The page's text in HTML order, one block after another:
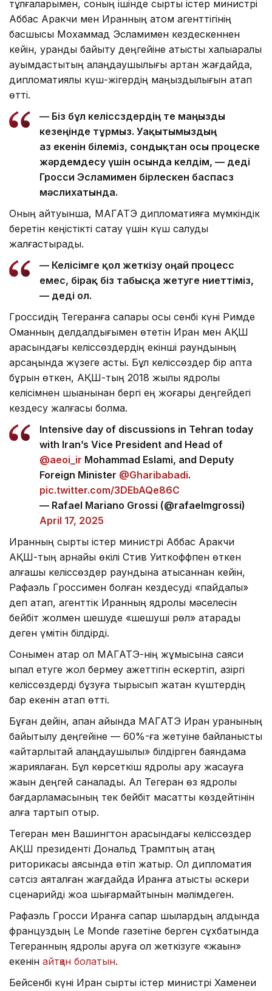
тұлғаларымен, соның ішінде сыртқы істер министрі
Аббас Аракчи мен Иранның атом агенттігінің
басшысы Мохаммад Эсламимен кездескеннен
кейін, уранды байыту деңгейіне қатысты халықаралық
қауымдастықтың алаңдаушылығы артқан жағдайда,
дипломатиялық күш-жігердің маңыздылығын атап
өтті.
— Біз бұл келіссөздердің өте маңызды
кезеңінде тұрмыз. Уақытымыздың
аз екенін білеміз, сондықтан осы процеске
жәрдемдесу үшін осында келдім, — деді
Гросси Эсламимен бірлескен баспасөз
мәслихатында.
Оның айтуынша, МАГАТЭ дипломатияға мүмкіндік
беретін кеңістікті сақтау үшін күш салуды
жалғастырады.
— Келісімге қол жеткізу оңай процесс
емес, бірақ біз табысқа жетуге ниеттіміз,
— деді ол.
Гроссидің Тегеранға сапары осы сенбі күні Римде
Оманның делдалдығымен өтетін Иран мен АҚШ
арасындағы келіссөздердің екінші раундының
қарсаңында жүзеге асты. Бұл келіссөздер бір апта
бұрын өткен, АҚШ-тың 2018 жылы ядролық
келісімнен шыққанынан бергі ең жоғары деңгейдегі
кездесу жалғасы болмақ.
Intensive day of discussions in Tehran today
with Iran’s Vice President and Head of
@aeoi_ir Mohammad Eslami, and Deputy
Foreign Minister @Gharibabadi.
pic.twitter.com/3DEbAQe86C
— Rafael Mariano Grossi (@rafaelmgrossi)
April 17, 2025
Иранның сыртқы істер министрі Аббас Аракчи
АҚШ-тың арнайы өкілі Стив Уиткоффпен өткен
алғашқы келіссөздер раундына қатысқаннан кейін,
Рафаэль Гроссимен болған кездесуді «пайдалы»
деп атап, агенттік Иранның ядролық мәселесін
бейбіт жолмен шешуде «шешуші рөл» атқарады
деген үмітін білдірді.
Сонымен қатар ол МАГАТЭ-нің жұмысына саяси
ықпал етуге жол бермеу қажеттігін ескертіп, қазіргі
келіссөздерді бұзуға тырысып жатқан күштердің
бар екенін атап өтті.
Бұған дейін, ақпан айында МАГАТЭ Иран уранының
байытылу деңгейіне — 60%-ға жетуіне байланысты
«айтарлықтай алаңдаушылық» білдірген баяндама
жариялаған. Бұл көрсеткіш ядролық қару жасауға
жақын деңгей саналады. Ал Тегеран өз ядролық
бағдарламасының тек бейбіт мақсатты көздейтінін
алға тартып отыр.
Тегеран мен Вашингтон арасындағы келіссөздер
АҚШ президенті Дональд Трамптың қатаң
риторикасы аясында өтіп жатыр. Ол дипломатия
сәтсіз аяқталған жағдайда Иранға қатысты әскери
сценарийді жоққа шығармайтынын мәлімдеген.
Рафаэль Гросси Иранға сапар шылардың алдында
француздың Le Monde газетіне берген сұхбатында
Тегеранның ядролық қаруға қол жеткізуге «жақын»
екенін айтқан болатын.
Бейсенбі күні Иран сыртқы істер министрі Хаменеи